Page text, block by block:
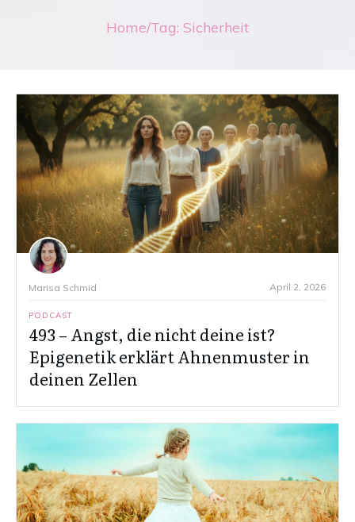
Home/Tag: Sicherheit
Marisa Schmid April 2, 2026
PODCAST
493 – Angst, die nicht deine ist?
Epigenetik erklärt Ahnenmuster in
deinen Zellen